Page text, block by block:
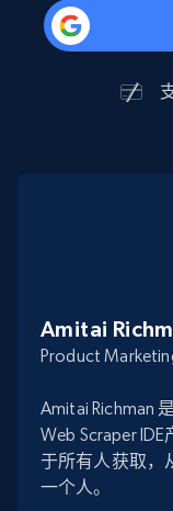
Amitai
Product
Amitai Richman
Web Scraper
于所有人获取，
一个人。